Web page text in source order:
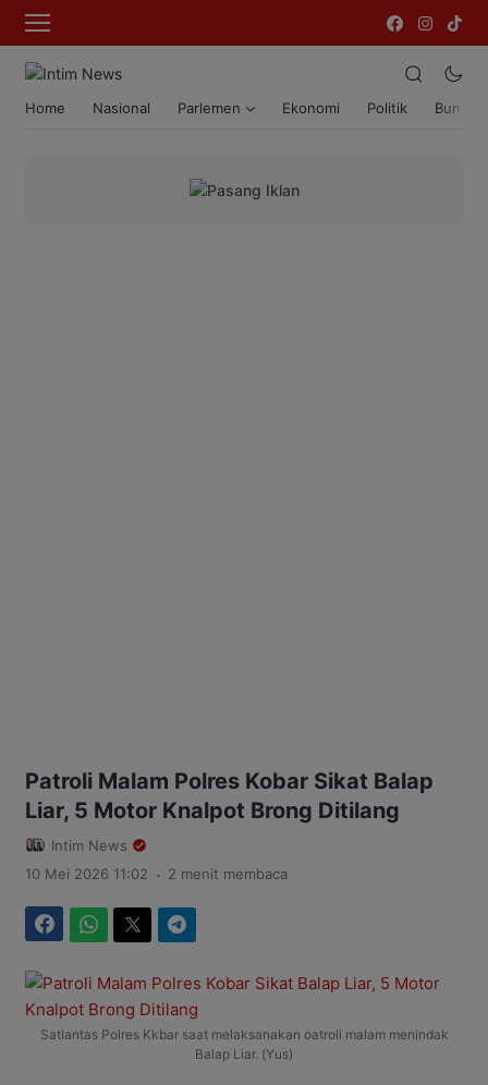
Home Nasional Parlemen Ekonomi Politik Bumi
Patroli Malam Polres Kobar Sikat Balap
Liar, 5 Motor Knalpot Brong Ditilang
Intim News
10 Mei 2026 11:02 . 2 menit membaca
Satlantas Polres Kkbar saat melaksanakan oatroli malam menindak
Balap Liar. (Yus)